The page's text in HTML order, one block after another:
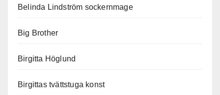
Belinda Lindström sockernmage
Big Brother
Birgitta Höglund
Birgittas tvättstuga konst